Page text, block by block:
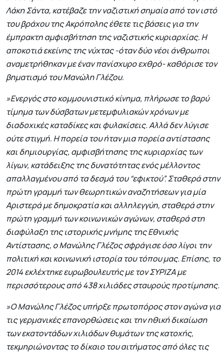
Λάκη Σάντα, κατέβαζε την ναζιστική σημαία από τον ιστό
του βράχου της Ακρόπολης έθετε τις βάσεις για την
έμπρακτη αμφισβήτηση της ναζιστικής κυριαρχίας. Η
αποκοτιά εκείνης της νύχτας -όταν δύο νέοι άνθρωποι
αναμετρήθηκαν με έναν πανίσχυρο εχθρό- καθόρισε τον
βηματισμό του Μανώλη Γλέζου.
»Ενεργός στο κομμουνιστικό κίνημα, πλήρωσε το βαρύ
τίμημα των δύσβατων μετεμφυλιακών χρόνων με
διαδοχικές καταδίκες και φυλακίσεις. Αλλά δεν λύγισε
ούτε στιγμή. Η πορεία του ήταν μια πορεία αντίστασης
και δημιουργίας, αμφισβήτησης της κυριαρχίας των
λίγων, κατάδειξης της δυνατότητας ενός μέλλοντος
απαλλαγμένου από τα δεσμά του “εφικτού”. Σταθερά στην
πρώτη γραμμή των θεωρητικών αναζητήσεων για μία
Αριστερά με δημοκρατία και αλληλεγγύη, σταθερά στην
πρώτη γραμμή των κοινωνικών αγώνων, σταθερά στη
διαφύλαξη της ιστορικής μνήμης της Εθνικής
Αντίστασης, ο Μανώλης Γλέζος σφράγισε όσο λίγοι την
πολιτική και κοινωνική ιστορία του τόπου μας. Επίσης, το
2014 εκλέχτηκε ευρωβουλευτής με τον ΣΥΡΙΖΑ με
περισσότερους από 438 χιλιάδες σταυρούς προτίμησης.
»Ο Μανώλης Γλέζος υπήρξε πρωτοπόρος στον αγώνα για
τις γερμανικές επανορθώσεις και την ηθική δικαίωση
των εκατοντάδων χιλιάδων θυμάτων της κατοχής,
τεκμηριώνοντας το δίκαιο του αιτήματος από όλες τις